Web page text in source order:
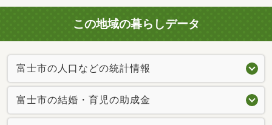
この地域の暮らしデータ
富士市の人口などの統計情報
富士市の結婚・育児の助成金